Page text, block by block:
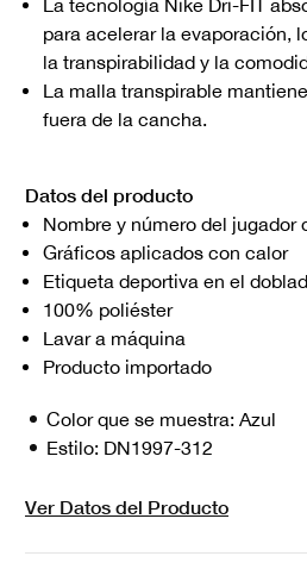
La tecnología Nike Dri-FIT
para acelerar la evaporación,
la transpirabilidad y la
La malla transpirable
fuera de la cancha.
Datos del producto
Nombre y número del jugador
Gráficos aplicados con calor
Etiqueta deportiva en el
100% poliéster
Lavar a máquina
Producto importado
Color que se muestra: Azul
Estilo: DN1997-312
Ver Datos del Producto